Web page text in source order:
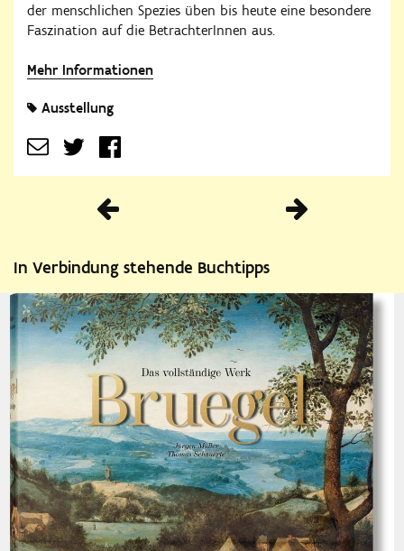
der menschlichen Spezies üben bis heute eine besondere
Faszination auf die BetrachterInnen aus.
Mehr Informationen
Ausstellung
Vorherige
In Verbindung stehende Buchtipps